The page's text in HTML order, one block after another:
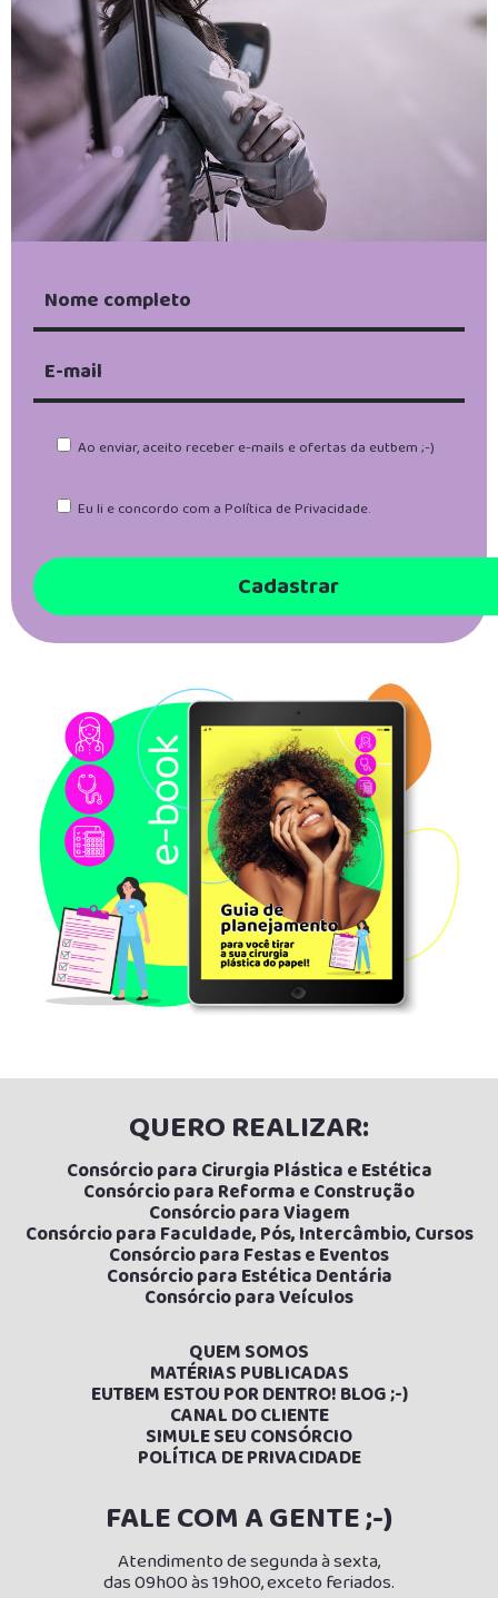
Ao enviar, aceito receber e-mails e ofertas da eutbem ;-)
Eu li e concordo com aPolítica de Privacidade.
QUERO REALIZAR:
Consórcio para Cirurgia Plástica e Estética
Consórcio para Reforma e Construção
Consórcio para Viagem
Consórcio para Faculdade, Pós, Intercâmbio, Cursos
Consórcio para Festas e Eventos
Consórcio para Estética Dentária
Consórcio para Veículos
QUEM SOMOS
MATÉRIAS PUBLICADAS
EUTBEM ESTOU POR DENTRO! BLOG ;-)
CANAL DO CLIENTE
SIMULE SEU CONSÓRCIO
POLÍTICA DE PRIVACIDADE
FALE COM A GENTE ;-)
Atendimento de segunda à sexta,
das 09h00 às 19h00, exceto feriados.